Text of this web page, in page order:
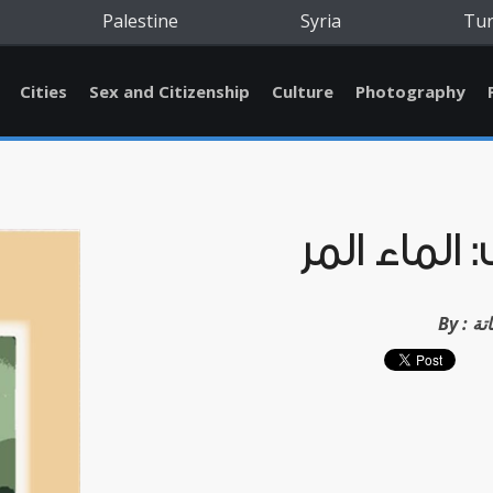
Palestine Syria
Cities Sex and Citizenship Culture Photography
الماء المر
By :